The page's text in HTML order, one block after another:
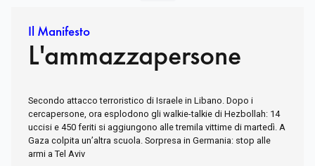
Il Manifesto
L'ammazzapersone
Secondo attacco terroristico di Israele in Libano. Dopo i
cercapersone, ora esplodono gli walkie-talkie di Hezbollah: 14
uccisi e 450 feriti si aggiungono alle tremila vittime di martedì. A
Gaza colpita un’altra scuola. Sorpresa in Germania: stop alle
armi a Tel Aviv